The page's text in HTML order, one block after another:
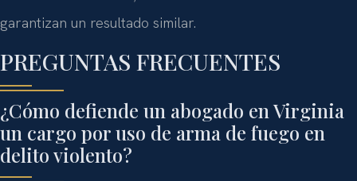
garantizan un resultado similar.
PREGUNTAS FRECUENTES
¿Cómo defiende un abogado en Virginia
un cargo por uso de arma de fuego en
delito violento?